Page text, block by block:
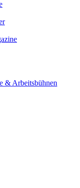
& Arbeitsbühnen